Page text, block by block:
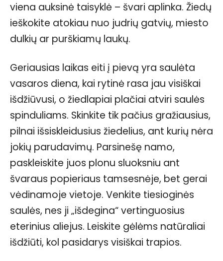
viena auksinė taisyklė – švari aplinka. Žiedų
ieškokite atokiau nuo judrių gatvių, miesto
dulkių ar purškiamų laukų.
Geriausias laikas eiti į pievą yra saulėta
vasaros diena, kai rytinė rasa jau visiškai
išdžiūvusi, o žiedlapiai plačiai atviri saulės
spinduliams. Skinkite tik pačius gražiausius,
pilnai išsiskleidusius žiedelius, ant kurių nėra
jokių parudavimų. Parsinešę namo,
paskleiskite juos plonu sluoksniu ant
švaraus popieriaus tamsesnėje, bet gerai
vėdinamoje vietoje. Venkite tiesioginės
saulės, nes ji „išdegina“ vertinguosius
eterinius aliejus. Leiskite gėlėms natūraliai
išdžiūti, kol pasidarys visiškai trapios.